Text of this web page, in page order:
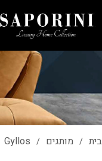
בית / מותגים /
Gyllos